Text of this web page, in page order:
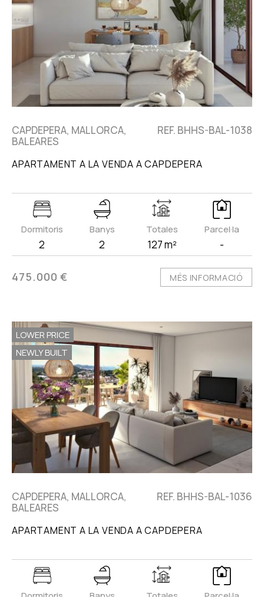
CAPDEPERA, MALLORCA,
BALEARES
REF. BHHS-BAL-1038
APARTAMENT A LA VENDA A CAPDEPERA
Dormitoris
2
Banys
2
Totales
127 m²
Parcel·la
-
475.000 € MÉS INFORMACIÓ
LOWER PRICE
NEWLY BUILT
CAPDEPERA, MALLORCA,
BALEARES
REF. BHHS-BAL-1036
APARTAMENT A LA VENDA A CAPDEPERA